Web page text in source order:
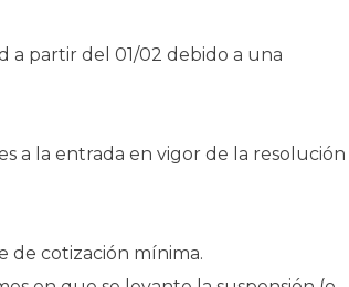
a partir del 01/02 debido a una
a la entrada en vigor de la resolución
de cotización mínima.